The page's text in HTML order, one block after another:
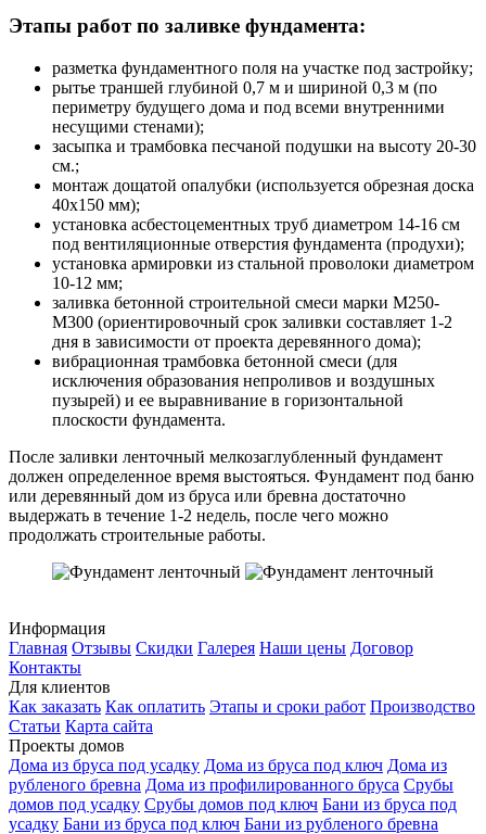
Этапы работ по заливке фундамента:
разметка фундаментного поля на участке под застройку;
рытье траншей глубиной 0,7 м и шириной 0,3 м (по
периметру будущего дома и под всеми внутренними
несущими стенами);
засыпка и трамбовка песчаной подушки на высоту 20-30
см.;
монтаж дощатой опалубки (используется обрезная доска
40х150 мм);
установка асбестоцементных труб диаметром 14-16 см
под вентиляционные отверстия фундамента (продухи);
установка армировки из стальной проволоки диаметром
10-12 мм;
заливка бетонной строительной смеси марки М250-
М300 (ориентировочный срок заливки составляет 1-2
дня в зависимости от проекта деревянного дома);
вибрационная трамбовка бетонной смеси (для
исключения образования непроливов и воздушных
пузырей) и ее выравнивание в горизонтальной
плоскости фундамента.
После заливки ленточный мелкозаглубленный фундамент
должен определенное время выстояться. Фундамент под баню
или деревянный дом из бруса или бревна достаточно
выдержать в течение 1-2 недель, после чего можно
продолжать строительные работы.
Информация
Главная Отзывы Скидки Галерея Наши цены Договор
Контакты
Для клиентов
Как заказать Как оплатить Этапы и сроки работ Производство
Статьи Карта сайта
Проекты домов
Дома из бруса под усадку Дома из бруса под ключ Дома из
рубленого бревна Дома из профилированного бруса Срубы
домов под усадку Срубы домов под ключ Бани из бруса под
усадку Бани из бруса под ключ Бани из рубленого бревна